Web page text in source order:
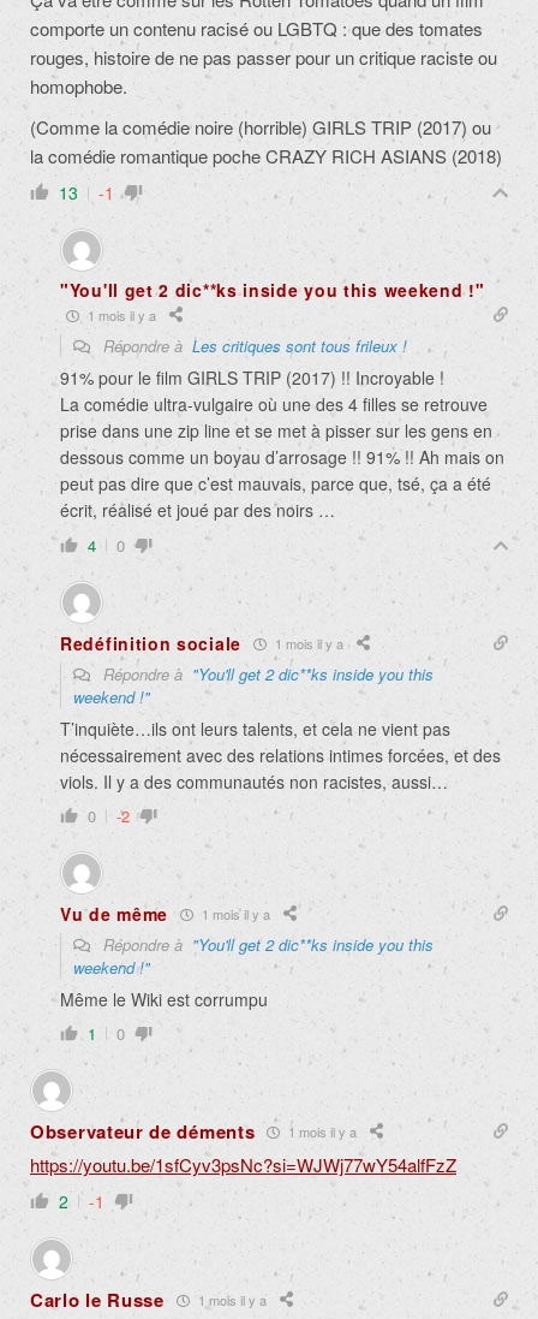
comporte un contenu racisé ou LGBTQ : que des tomates
rouges, histoire de ne pas passer pour un critique raciste ou
homophobe.
(Comme la comédie noire (horrible) GIRLS TRIP (2017) ou
la comédie romantique poche CRAZY RICH ASIANS (2018)
13 -1
"You'll get 2 dic**ks inside you this weekend !"
1 mois il y a
Répondre à Les critiques sont tous frileux !
91% pour le film GIRLS TRIP (2017) !! Incroyable !
La comédie ultra-vulgaire où une des 4 filles se retrouve
prise dans une zip line et se met à pisser sur les gens en
dessous comme un boyau d’arrosage !! 91% !! Ah mais on
peut pas dire que c’est mauvais, parce que, tsé, ça a été
écrit, réalisé et joué par des noirs …
4 0
Redéfinition sociale 1 mois il y a
Répondre à "You'll get 2 dic**ks inside you this
weekend !"
T’inquiète…ils ont leurs talents, et cela ne vient pas
nécessairement avec des relations intimes forcées, et des
viols. Il y a des communautés non racistes, aussi…
0 -2
Vu de même 1 mois il y a
Répondre à "You'll get 2 dic**ks inside you this
weekend !"
Même le Wiki est corrumpu
1 0
Observateur de déments 1 mois il y a
https://youtu.be/1sfCyv3psNc?si=WJWj77wY54alfFzZ
2 -1
Carlo le Russe 1 mois il y a